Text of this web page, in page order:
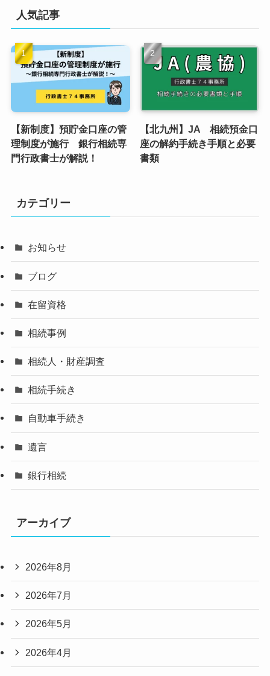
人気記事
【新制度】預貯金口座の管
理制度が施行 銀行相続専
門行政書士が解説！
【北九州】JA 相続預金口
座の解約手続き手順と必要
書類
カテゴリー
お知らせ
ブログ
在留資格
相続事例
相続人・財産調査
相続手続き
自動車手続き
遺言
銀行相続
アーカイブ
2026年8月
2026年7月
2026年5月
2026年4月